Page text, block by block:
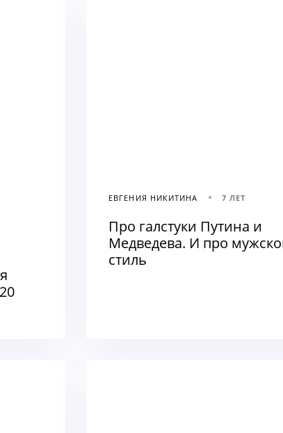
ЕВГЕНИЯ НИКИТИНА 7 ЛЕТ
Про галстуки Путина и
Медведева. И про
стиль